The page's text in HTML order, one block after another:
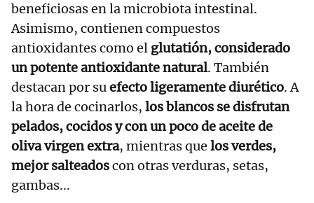
beneficiosas en la microbiota intestinal.
Asimismo, contienen compuestos
antioxidantes como el glutatión, considerado
un potente antioxidante natural. También
destacan por suefecto ligeramente diurético. A
la hora de cocinarlos, los blancos se disfrutan
pelados, cocidos y con un poco de aceite de
oliva virgen extra, mientras que los verdes,
mejor salteadoscon otras verduras, setas,
gambas...